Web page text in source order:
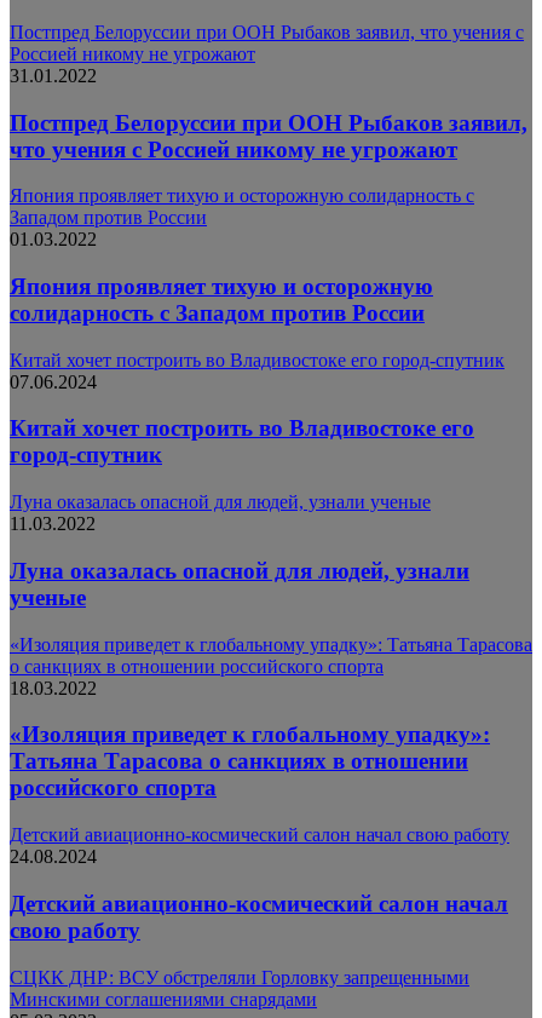
Постпред Белоруссии при ООН Рыбаков заявил, что учения с
Россией никому не угрожают
31.01.2022
Постпред Белоруссии при ООН Рыбаков заявил,
что учения с Россией никому не угрожают
Япония проявляет тихую и осторожную солидарность с
Западом против России
01.03.2022
Япония проявляет тихую и осторожную
солидарность с Западом против России
Китай хочет построить во Владивостоке его город-спутник
07.06.2024
Китай хочет построить во Владивостоке его
город-спутник
Луна оказалась опасной для людей, узнали ученые
11.03.2022
Луна оказалась опасной для людей, узнали
ученые
«Изоляция приведет к глобальному упадку»: Татьяна Тарасова
о санкциях в отношении российского спорта
18.03.2022
«Изоляция приведет к глобальному упадку»:
Татьяна Тарасова о санкциях в отношении
российского спорта
Детский авиационно-космический салон начал свою работу
24.08.2024
Детский авиационно-космический салон начал
свою работу
СЦКК ДНР: ВСУ обстреляли Горловку запрещенными
Минскими соглашениями снарядами